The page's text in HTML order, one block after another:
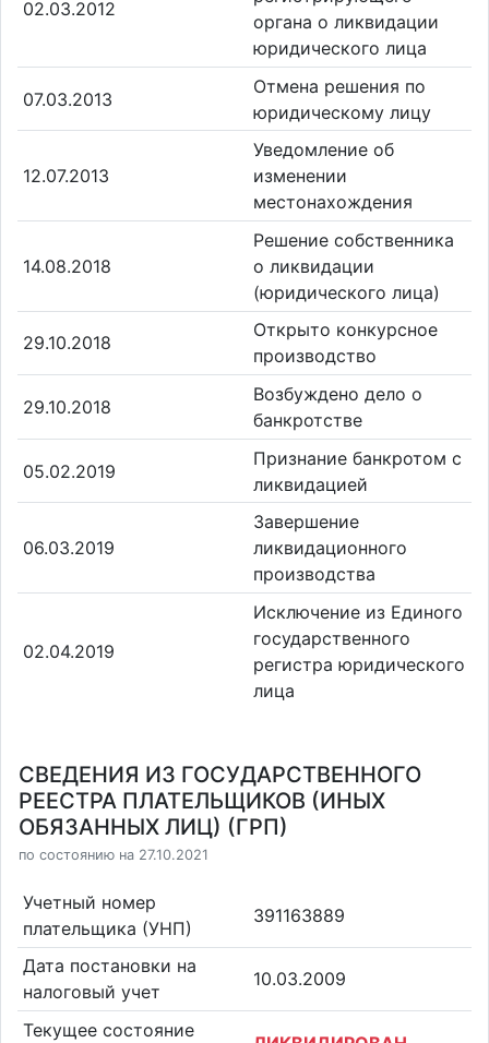
02.03.2012
органа о ликвидации
юридического лица
07.03.2013
Отмена решения по
юридическому лицу
12.07.2013
Уведомление об
изменении
местонахождения
14.08.2018
Решение собственника
о ликвидации
(юридического лица)
29.10.2018
Открыто конкурсное
производство
29.10.2018
Возбуждено дело о
банкротстве
05.02.2019
Признание банкротом с
ликвидацией
06.03.2019
Завершение
ликвидационного
производства
02.04.2019
Исключение из Единого
государственного
регистра юридического
лица
СВЕДЕНИЯ ИЗ ГОСУДАРСТВЕННОГО
РЕЕСТРА ПЛАТЕЛЬЩИКОВ (ИНЫХ
ОБЯЗАННЫХ ЛИЦ) (ГРП)
по состоянию на 27.10.2021
Учетный номер
плательщика (УНП)
391163889
Дата постановки на
налоговый учет
10.03.2009
Текущее состояние